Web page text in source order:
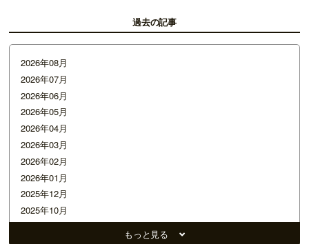
過去の記事
2026年08月
2026年07月
2026年06月
2026年05月
2026年04月
2026年03月
2026年02月
2026年01月
2025年12月
2025年10月
2025年09月
もっと見る